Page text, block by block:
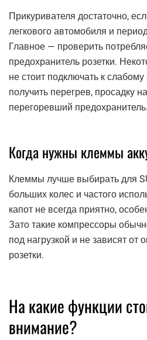
Прикуривателя достаточно,
легкового автомобиля и
Главное — проверить
предохранитель розетки.
не стоит подключать к
получить перегрев, просадку
перегоревший предохранитель.
Когда нужны клеммы
Клеммы лучше выбирать для
больших колес и частого
капот не всегда приятно,
Зато такие компрессоры
под нагрузкой и не зависят от
розетки.
На какие функции
внимание?